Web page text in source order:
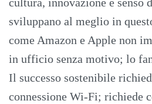
sviluppano al meglio in
come Amazon e Apple non
in ufficio senza motivo; lo
Il successo sostenibile
connessione Wi-Fi; richiede